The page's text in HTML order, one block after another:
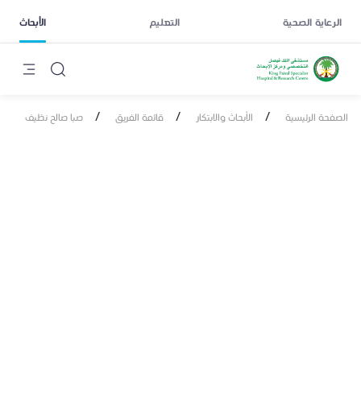
الرعاية الصحية التعليم الأبحاث
الصفحة الرئيسية / الأبحاث والابتكار / قائمة الفريق / صبا صالح نظيف